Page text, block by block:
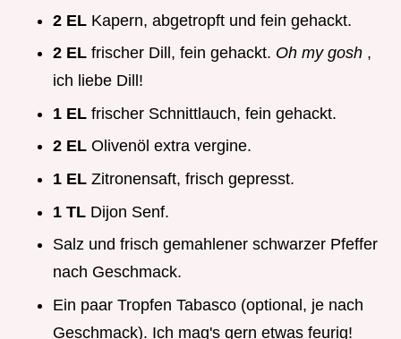
2 EL Kapern, abgetropft und fein gehackt.
2 EL frischer Dill, fein gehackt. Oh my gosh ,
ich liebe Dill!
1 EL frischer Schnittlauch, fein gehackt.
2 EL Olivenöl extra vergine.
1 EL Zitronensaft, frisch gepresst.
1 TL Dijon Senf.
Salz und frisch gemahlener schwarzer Pfeffer
nach Geschmack.
Ein paar Tropfen Tabasco (optional, je nach
Geschmack). Ich mag's gern etwas feurig!